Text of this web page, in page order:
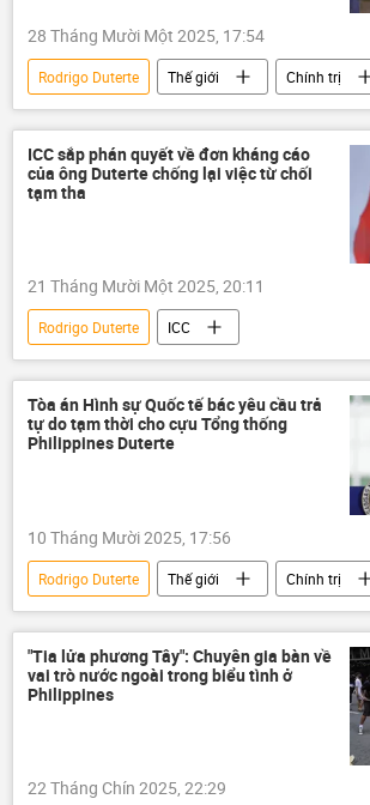
28 Tháng Mười Một 2025, 17:54
Rodrigo Duterte Thế giới
Chính trị
ICC
Tòa án Hình sự Quốc tế (ICC)
Pháp luật
luật Philippines
ICC sắp phán quyết về đơn kháng cáo
của ông Duterte chống lại việc từ chối
tạm tha
21 Tháng Mười Một 2025, 20:11
Rodrigo Duterte
ICC
Tòa án Hình sự Quốc tế (ICC)
Chính trị
Thế giới
Tòa The Hague
Philippines
ma túy
Tòa án Hình sự Quốc tế bác yêu cầu trả
tự do tạm thời cho cựu Tổng thống
Philippines Duterte
10 Tháng Mười 2025, 17:56
Rodrigo Duterte Thế giới
Chính trị
ICC
Tòa án Hình sự Quốc tế (ICC)
Philippines
"Tia lửa phương Tây": Chuyên gia bàn về
vai trò nước ngoài trong biểu tình ở
Philippines
22 Tháng Chín 2025, 22:29